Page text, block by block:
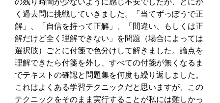
の残り時間が少ないように感じ不安でしたが、とにか
く過去問に挑戦していきました。「当てずっぽうで正
解」、「自信を持って正解」、「間違い、もしくは正
解だけど全く理解できない」を問題（場合によっては
選択肢）ごとに付箋で色分けして解きました。論点を
理解できたら付箋を外し、すべての付箋が無くなるま
でテキストの確認と問題集を何度も繰り返しました。
これはよくある学習テクニックだと思いますが、この
テクニックをそのまま実行することが私には難しかっ